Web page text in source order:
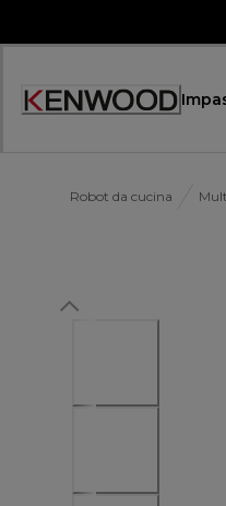
Accessibility
Robot da cucina